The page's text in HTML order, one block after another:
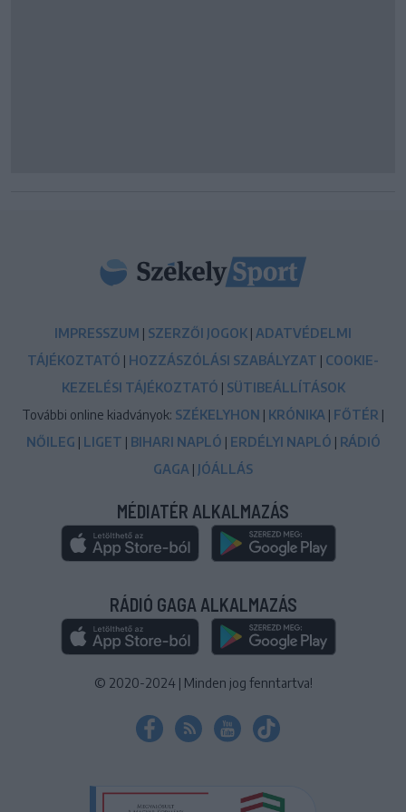
IMPRESSZUM | SZERZŐI JOGOK | ADATVÉDELMI
TÁJÉKOZTATÓ | HOZZÁSZÓLÁSI SZABÁLYZAT | COOKIE-
KEZELÉSI TÁJÉKOZTATÓ | SÜTIBEÁLLÍTÁSOK
További online kiadványok: SZÉKELYHON | KRÓNIKA | FŐTÉR |
NŐILEG | LIGET | BIHARI NAPLÓ | ERDÉLYI NAPLÓ | RÁDIÓ
GAGA | JÓÁLLÁS
MÉDIATÉR ALKALMAZÁS
RÁDIÓ GAGA ALKALMAZÁS
© 2020-2024 | Minden jog fenntartva!